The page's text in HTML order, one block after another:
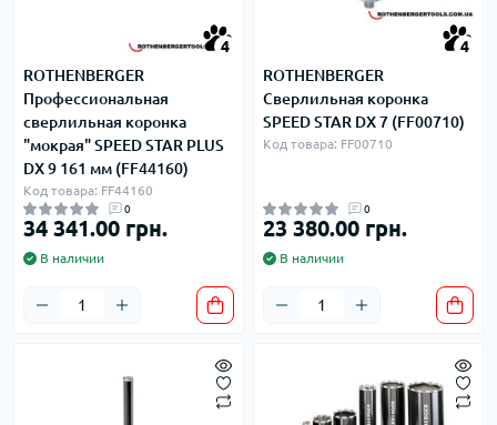
4
ROTHENBERGER
Профессиональная
сверлильная коронка
"мокрая" SPEED STAR PLUS
DX 9 161 мм (FF44160)
Код товара: FF44160
0
34 341.00 грн.
В наличии
4
ROTHENBERGER
Сверлильная коронка
SPEED STAR DX 7 (FF00710)
Код товара: FF00710
0
23 380.00 грн.
В наличии